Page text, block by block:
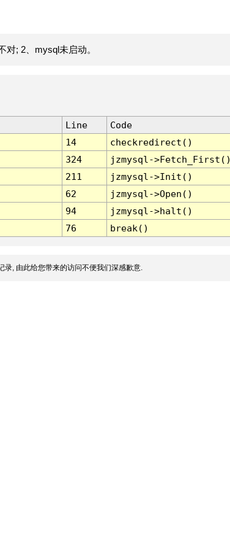
; 2、mysql未启动。
Line
Code
14
checkredirect()
324
jzmysql-
211
jzmysql->Init()
62
jzmysql->Open()
94
jzmysql->halt()
76 break()
录, 由此给您带来的访问不便我们深感歉意.